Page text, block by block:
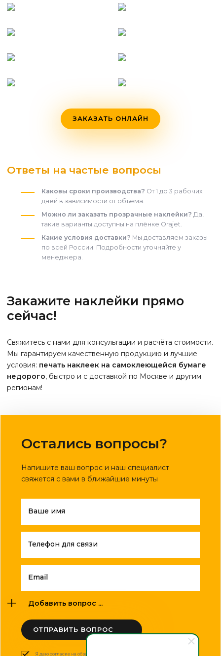
ЗАКАЗАТЬ ОНЛАЙН
Ответы на частые вопросы
Каковы сроки производства? От 1 до 3 рабочих
дней в зависимости от объёма.
Можно ли заказать прозрачные наклейки? Да,
такие варианты доступны на плёнке Orajet.
Какие условия доставки? Мы доставляем заказы
по всей России. Подробности уточняйте у
менеджера.
Закажите наклейки прямо
сейчас!
Свяжитесь с нами для консультации и расчёта стоимости.
Мы гарантируем качественную продукцию и лучшие
условия: печать наклеек на самоклеющейся бумаге
недорого, быстро и с доставкой по Москве и другим
регионам!
Остались вопросы?
Напишите ваш вопрос и наш специалист
свяжется с вами в ближайшие минуты
Ваше имя
Телефон для связи
Email
Добавить вопрос ...
ОТПРАВИТЬ ВОПРОС
Я даю согласие на обработку моих персональных данных в